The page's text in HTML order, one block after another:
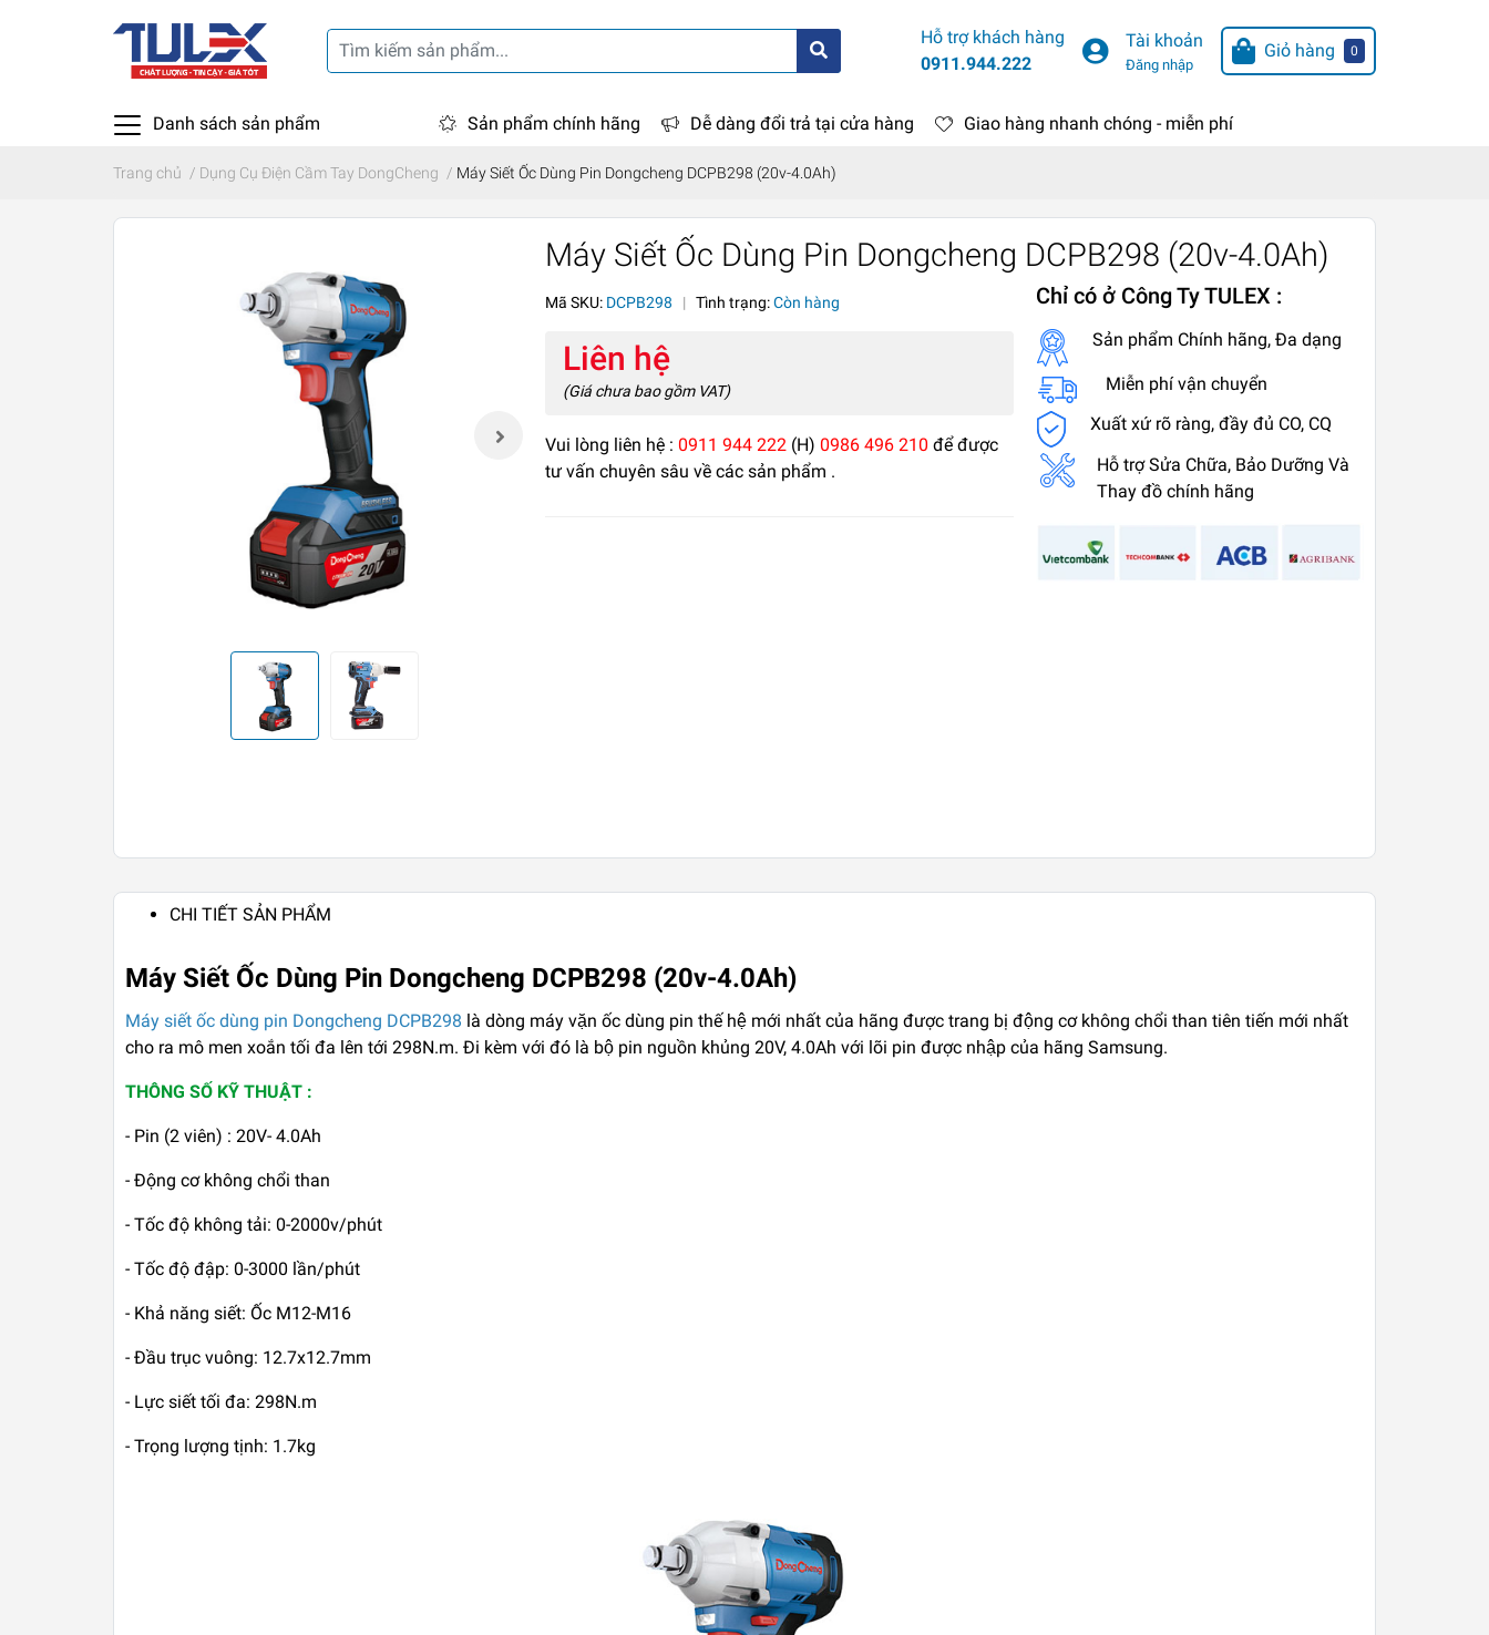
Hỗ trợ khách hàng
0911.944.222
Tài khoản
Đăng nhập
Giỏ hàng 0
Danh sách sản phẩm Sản phẩm chính hãng Dễ dàng đổi trả tại cửa hàng Giao hàng nhanh chóng - miễn phí
Trang chủ / Dụng Cụ Điện Cầm Tay DongCheng / Máy Siết Ốc Dùng Pin Dongcheng DCPB298 (20v-4.0Ah)
Máy Siết Ốc Dùng Pin Dongcheng DCPB298 (20v-4.0Ah)
Mã SKU: DCPB298 | Tình trạng:Còn hàng
Liên hệ
(Giá chưa bao gồm VAT)
Vui lòng liên hệ :0911 944 222 (H)0986 496 210 để được
tư vấn chuyên sâu về các sản phẩm .
Chỉ có ở Công Ty TULEX :
Sản phẩm Chính hãng, Đa dạng
Miễn phí vận chuyển
Xuất xứ rõ ràng, đầy đủ CO, CQ
Hỗ trợ Sửa Chữa, Bảo Dưỡng Và
Thay đồ chính hãng
CHI TIẾT SẢN PHẨM
Máy Siết Ốc Dùng Pin Dongcheng DCPB298 (20v-4.0Ah)
Máy siết ốc dùng pin Dongcheng DCPB298 là dòng máy vặn ốc dùng pin thế hệ mới nhất của hãng được trang bị động cơ không chổi than tiên tiến mới nhất
cho ra mô men xoắn tối đa lên tới 298N.m. Đi kèm với đó là bộ pin nguồn khủng 20V, 4.0Ah với lõi pin được nhập của hãng Samsung.
THÔNG SỐ KỸ THUẬT :
- Pin (2 viên) : 20V- 4.0Ah
- Động cơ không chổi than
- Tốc độ không tải: 0-2000v/phút
- Tốc độ đập: 0-3000 lần/phút
- Khả năng siết: Ốc M12-M16
- Đầu trục vuông: 12.7x12.7mm
- Lực siết tối đa: 298N.m
- Trọng lượng tịnh: 1.7kg